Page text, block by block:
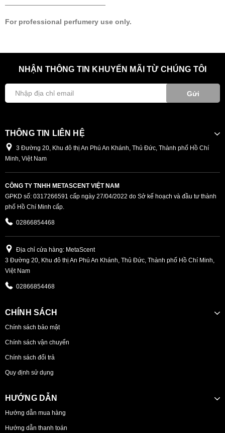
────────────────────
For professional perfumery use only.
NHẬN THÔNG TIN KHUYẾN MÃI TỪ CHÚNG TÔI
Gửi
THÔNG TIN LIÊN HỆ
3 Đường 20, Khu đô thị An Phú An Khánh, Thủ Đức, Thành phố Hồ Chí
Minh, Việt Nam
CÔNG TY TNHH METASCENT VIỆT NAM
GPKD số: 0317266591 cấp ngày 27/04/2022 do Sở kế hoạch và đầu tư thành
phố Hồ Chí Minh cấp.
02866854468
Địa chỉ cửa hàng: MetaScent
3 Đường 20, Khu đô thị An Phú An Khánh, Thủ Đức, Thành phố Hồ Chí Minh,
Việt Nam
02866854468
CHÍNH SÁCH
Chính sách bảo mật
Chính sách vận chuyển
Chính sách đổi trả
Quy định sử dụng
HƯỚNG DẪN
Hướng dẫn mua hàng
Hướng dẫn thanh toán